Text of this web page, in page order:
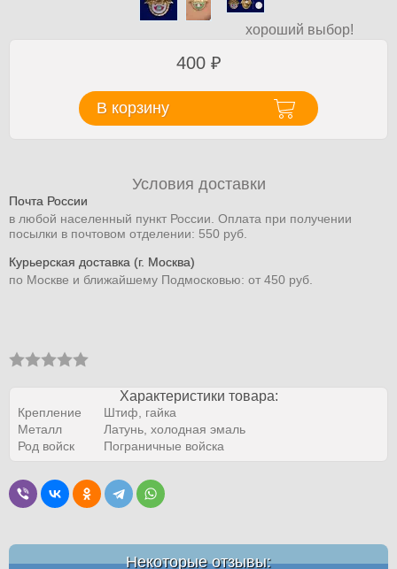
хороший выбор!
400 ₽
В корзину
Условия доставки
Почта России
в любой населенный пункт России. Оплата при получении
посылки в почтовом отделении: 550 руб.
Курьерская доставка (г. Москва)
по Москве и ближайшему Подмосковью: от 450 руб.
Характеристики товара:
Крепление
Штиф, гайка
Металл
Латунь, холодная эмаль
Род войск
Пограничные войска
Некоторые отзывы: